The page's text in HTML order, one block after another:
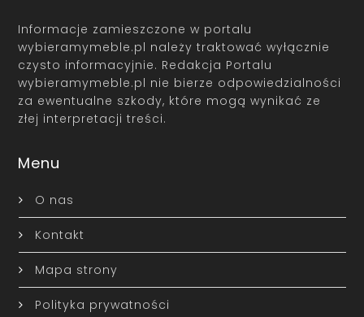
Informacje zamieszczone w portalu
wybieramymeble.pl należy traktować wyłącznie
czysto informacyjnie. Redakcja Portalu
wybieramymeble.pl nie bierze odpowiedzialności
za ewentualne szkody, które mogą wynikać ze
złej interpretacji treści.
Menu
O nas
Kontakt
Mapa strony
Polityka prywatności